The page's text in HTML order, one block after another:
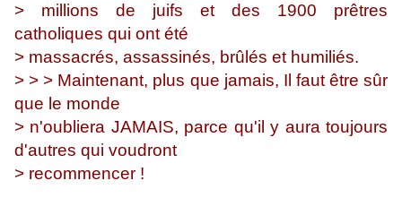
> millions de juifs et des 1900 prêtres
catholiques qui ont été
> massacrés, assassinés, brûlés et humiliés.
> > > Maintenant, plus que jamais, Il faut être sûr
que le monde
> n'oubliera JAMAIS, parce qu'il y aura toujours
d'autres qui voudront
> recommencer !